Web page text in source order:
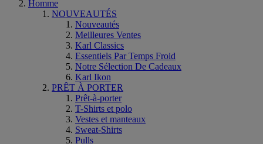
Homme
NOUVEAUTÉS
Nouveautés
Meilleures Ventes
Karl Classics
Essentiels Par Temps Froid
Notre Sélection De Cadeaux
Karl Ikon
PRÊT À PORTER
Prêt-à-porter
T-Shirts et polo
Vestes et manteaux
Sweat-Shirts
Pulls